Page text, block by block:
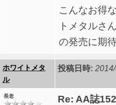
こんなお得
トメタルさ
の発売に期
ホワイトメタ
ル
投稿日時:
長老
Re: AA誌